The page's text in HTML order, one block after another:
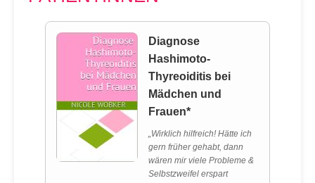
Diagnose
Hashimoto-
Thyreoiditis bei
Mädchen und
Frauen*
„Wirklich hilfreich! Hätte ich
gern früher gehabt, dann
wären mir viele Probleme &
Selbstzweifel erspart